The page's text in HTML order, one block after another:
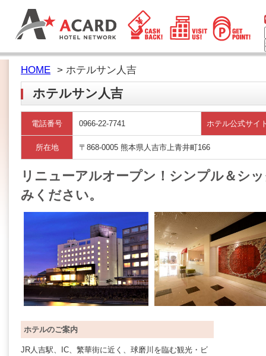
HOME > ホテルサン人吉
ホテルサン人吉
電話番号 0966-22-7741 ホテル公式サイ
所在地 〒868-0005 熊本県人吉市上青井町166
リニューアルオープン！シンプル＆シ
みください。
ホテルのご案内
JR人吉駅、IC、繁華街に近く、球磨川を臨む観光・ビ